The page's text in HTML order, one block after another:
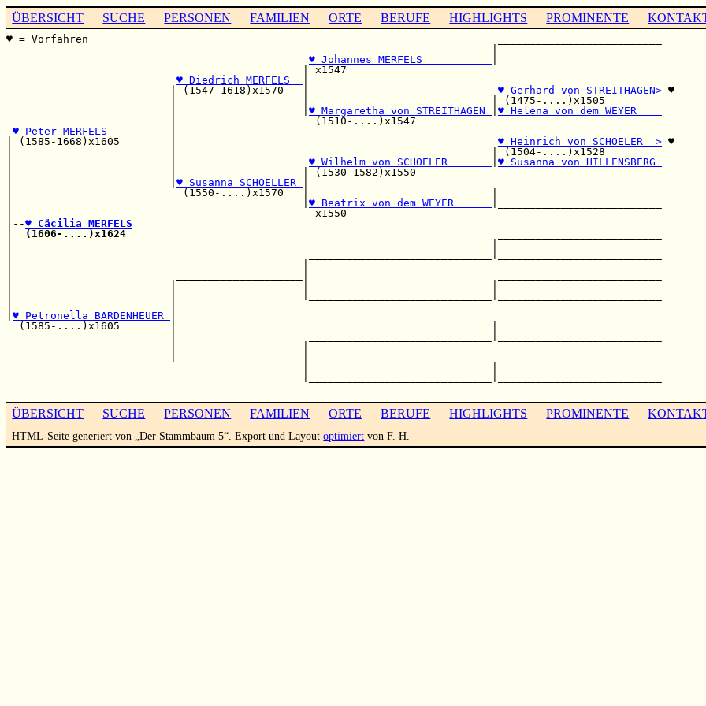
ÜBERSICHT SUCHE PERSONEN FAMILIEN ORTE BERUFE HIGHLIGHTS PROMINENTE
♥ = Vorfahren                                                                 __________________________
                                                                             |
♥ Johannes MERFELS
                                               | x1547
♥ Diedrich MERFELS
                          | (1547-1618)x1570   |
♥ Gerhard von STREITHAGEN> ♥
                          |                    |                             | (1475-....)x1505
♥ Margaretha von STREITHAGEN
♥ Helena von dem WEYER
                          |                      (1510-....)x1547
♥ Peter MERFELS
| (1585-1668)x1605        | ♥ Heinrich von SCHOELER  > ♥
|                         |                                                  | (1504-....)x1528
♥ Wilhelm von SCHOELER
♥ Susanna von HILLENSBERG
|                         |                    | (1530-1582)x1550
♥ Susanna SCHOELLER
|                           (1550-....)x1570   |                             |
♥ Beatrix von dem WEYER
|                                                x1550
|--♥ Cäcilia MERFELS
(1606-....)x1624
|                                                                            |
|                                              |
|                         |                    |                             |
|                         |
♥ Petronella BARDENHEUER
  (1585-....)x1605        |                                                  |
                          |                    |
                                               |                             |
ÜBERSICHT SUCHE PERSONEN FAMILIEN ORTE BERUFE HIGHLIGHTS PROMINENTE
HTML-Seite generiert von „Der Stammbaum 5“. Export und Layoutoptimiert von F. H.